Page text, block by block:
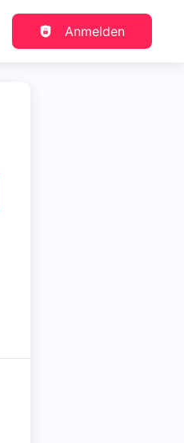
Anmelden